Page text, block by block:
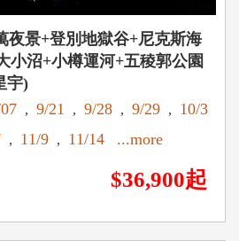
夜景+登別地獄谷+尼克斯海
小沼+小樽運河+五稜郭公園
宇)
, 9/21 , 9/28 , 9/29 , 10/3
, 11/9 , 11/14 ...more
$36,900起